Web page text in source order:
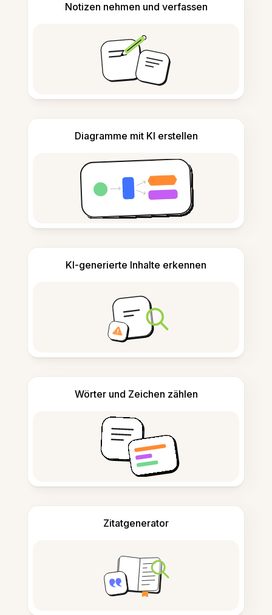
Notizen nehmen und verfassen
Diagramme mit KI erstellen
KI-generierte Inhalte erkennen
Wörter und Zeichen zählen
Zitatgenerator